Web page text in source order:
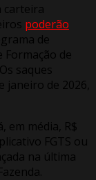
carteira
poderão
de
Formação de
saques
janeiro de 2026,
em média, R$
FGTS ou
na última